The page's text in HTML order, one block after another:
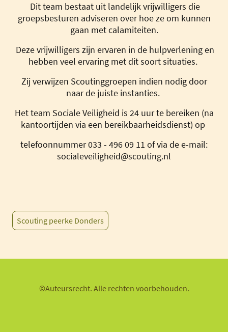
Dit team bestaat uit landelijk vrijwilligers die
groepsbesturen adviseren over hoe ze om kunnen
gaan met calamiteiten.
Deze vrijwilligers zijn ervaren in de hulpverlening en
hebben veel ervaring met dit soort situaties.
Zij verwijzen Scoutinggroepen indien nodig door
naar de juiste instanties.
Het team Sociale Veiligheid is 24 uur te bereiken (na
kantoortijden via een bereikbaarheidsdienst) op
telefoonnummer 033 - 496 09 11 of via de e-mail:
socialeveiligheid@scouting.nl
Scouting peerke Donders
©Auteursrecht. Alle rechten voorbehouden.